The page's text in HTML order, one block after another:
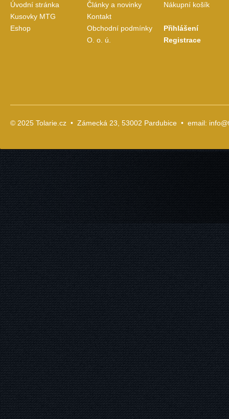
Úvodní stránka
Kusovky MTG
Eshop
Články a novinky
Kontakt
Obchodní podmínky
O. o. ú.
Nákupní košík
Přihlášení
Registrace
© 2025 Tolarie.cz • Zámecká 23, 53002 Pardubice • email: